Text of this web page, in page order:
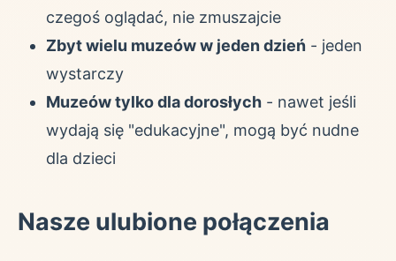
czegoś oglądać, nie zmuszajcie
Zbyt wielu muzeów w jeden dzień - jeden
wystarczy
Muzeów tylko dla dorosłych - nawet jeśli
wydają się "edukacyjne", mogą być nudne
dla dzieci
Nasze ulubione połączenia